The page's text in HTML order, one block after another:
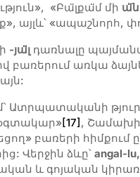
«Բա̈լքա̈մ մի ա
այլև՝ «ապաշնորհ,
-յալ դառնալը
առկա
Ատրպատականի
[17] ,
բառերի հիմքում
Վերջին ձևը՝ angal-lu,
և գոյական